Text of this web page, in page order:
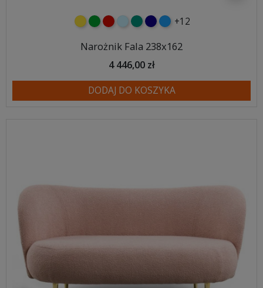
żółtyzielonyczerwony
błękitnyturkusowy
granatowy
niebieski
+12
Narożnik Fala 238x162
4 446,00 zł
DODAJ DO KOSZYKA